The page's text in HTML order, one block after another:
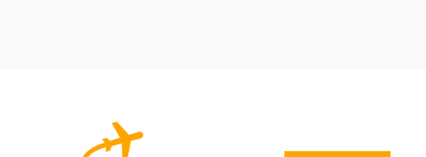
Blog
Blog